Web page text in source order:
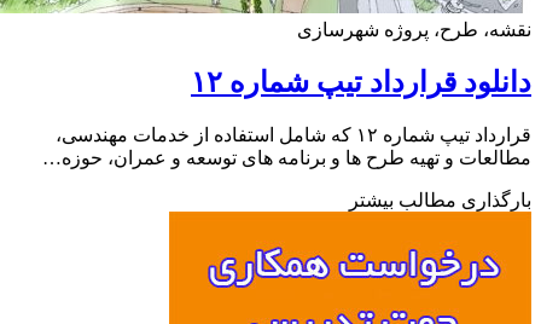
طرح، پروژه شهرسازی
قرارداد تیپ شماره ۱۲
قرارداد تیپ شماره ۱۲ که شامل استفاده از خدمات مهندسی،
و تهیه طرح ها و برنامه های توسعه و عمران، حوزه…
مطالب بیشتر